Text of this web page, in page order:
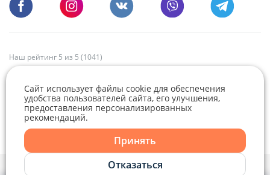
Telegram
Наш рейтинг 5 из 5 (1041)
Политика конфиденциальности,
Сайт использует файлы cookie для обеспечения
удобства пользователей сайта, его улучшения,
предоставления персонализированных
рекомендаций.
Принять
Отказаться